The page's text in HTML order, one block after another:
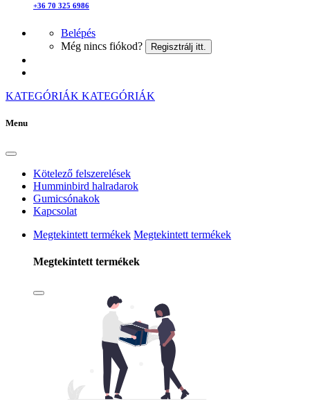
+36 70 325 6986
Belépés
Még nincs fiókod?
Regisztrálj itt.
KATEGÓRIÁK KATEGÓRIÁK
Menu
Kötelező felszerelések
Humminbird halradarok
Gumicsónakok
Kapcsolat
Megtekintett termékek Megtekintett termékek
Megtekintett termékek